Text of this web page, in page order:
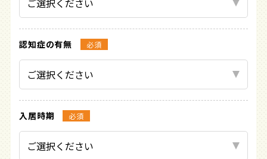
認知症の有無 必須
入居時期 必須